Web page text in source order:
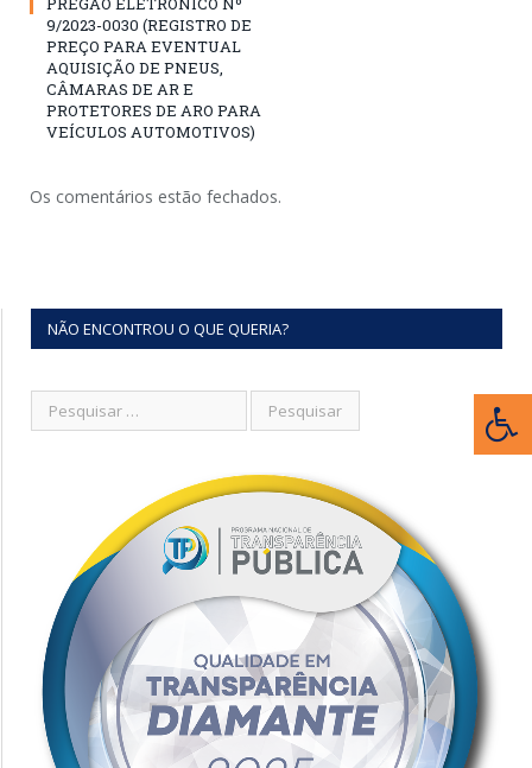
9/2023-0030 (REGISTRO DE
PREÇO PARA EVENTUAL
AQUISIÇÃO DE PNEUS,
CÂMARAS DE AR E
PROTETORES DE ARO PARA
VEÍCULOS AUTOMOTIVOS)
Os comentários estão fechados.
NÃO ENCONTROU O QUE QUERIA?